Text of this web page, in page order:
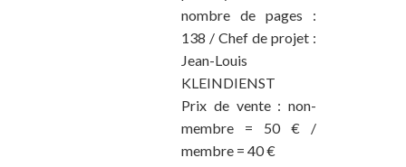
nombre de pages :
138 / Chef de projet :
Jean-Louis
KLEINDIENST
Prix de vente : non-
membre = 50 € /
membre = 40 €